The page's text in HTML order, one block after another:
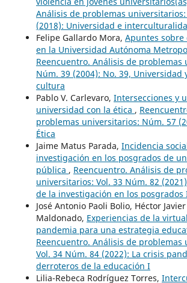
Análisis de problemas universitarios:
(2018): Universidad e
Felipe Gallardo Mora, Apuntes
en la Universidad Autónoma
Reencuentro. Análisis de problemas
Núm. 39 (2004): No. 39, Universidad
cultura
Pablo V. Carlevaro, Intersecciones y
universidad con la ética ,
problemas universitarios: Núm. 57
Ética
Jaime Matus Parada, Incidencia
investigación en los posgrados de
pública , Reencuentro. Análisis de
universitarios: Vol. 33 Núm. 82
de la investigación en los posgrados
José Antonio Paoli Bolio, Héctor
Maldonado, Experiencias de la
pandemia para una estrategia
Reencuentro. Análisis de problemas
Vol. 34 Núm. 84 (2022): La crisis
derroteros de la educación I
Lilia-Rebeca Rodríguez Torres,